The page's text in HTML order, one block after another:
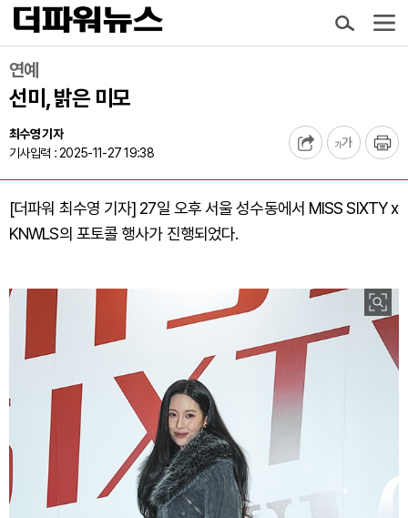
연예
선미, 밝은 미모
최수영 기자
기사입력 : 2025-11-27 19:38
[더파워 최수영 기자] 27일 오후 서울 성수동에서 MISS SIXTY x
KNWLS의 포토콜 행사가 진행되었다.